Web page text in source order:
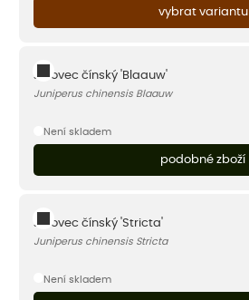
vybrat variantu
Jalovec čínský 'Blaauw'
Juniperus chinensis Blaauw
Není skladem
podobné zboží
Jalovec čínský 'Stricta'
Juniperus chinensis Stricta
Není skladem